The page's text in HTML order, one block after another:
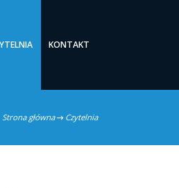
KONTAKT
Strona główna Czytelnia